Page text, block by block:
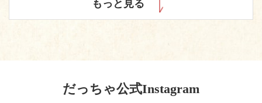
もっと見る
だっちゃ公式Instagram